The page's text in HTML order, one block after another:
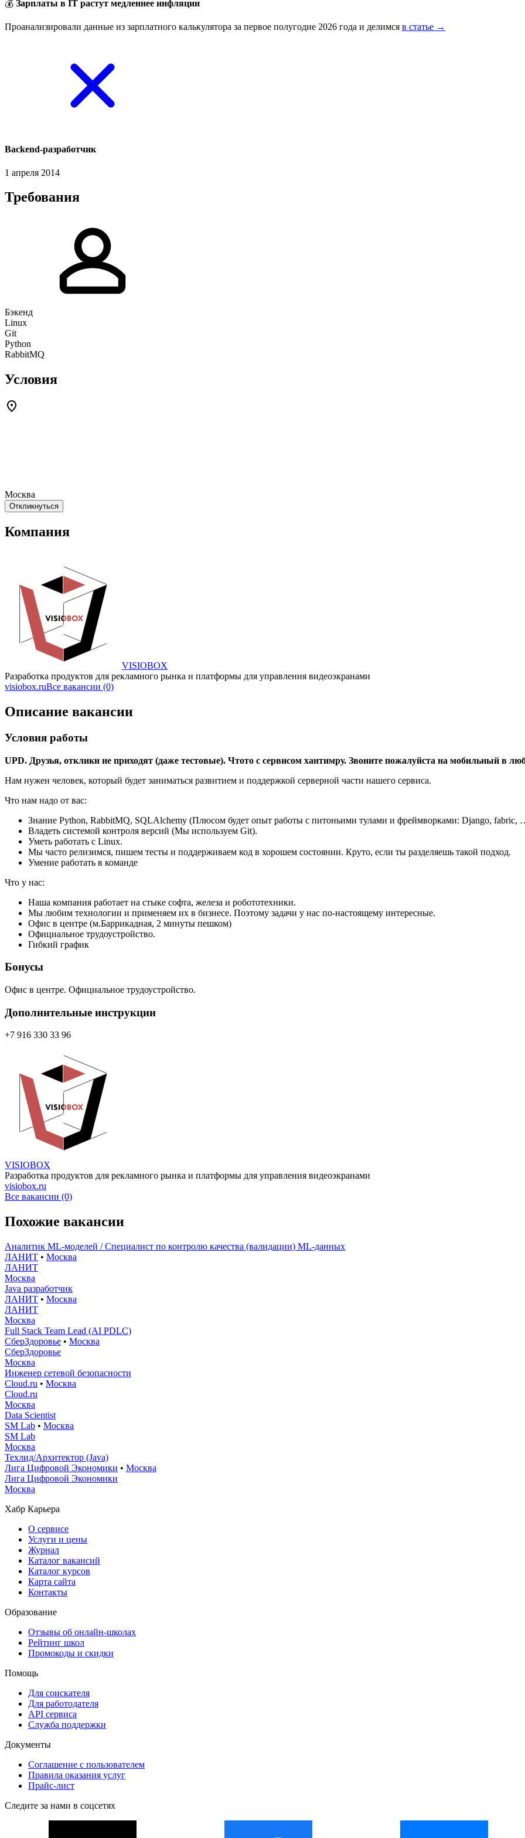
💰 Зарплаты в IT растут медленнее инфляции
Проанализировали данные из зарплатного калькулятора за первое полугодие 2026 года и делимся в статье →
Backend-разработчик
1 апреля 2014
Требования
Бэкенд
Linux
Git
Python
RabbitMQ
Условия
Москва
Откликнуться
Компания
VISIOBOX
Разработка продуктов для рекламного рынка и платформы для управления видеоэкранами
visiobox.ruВсе вакансии (0)
Описание вакансии
Условия работы
UPD. Друзья, отклики не приходят (даже тестовые). Чтото с сервисом хантимру. Звоните пожалуйста на мобильный в
Нам нужен человек, который будет заниматься развитием и поддержкой серверной части нашего сервиса.
Что нам надо от вас:
Знание Python, RabbitMQ, SQLAlchemy (Плюсом будет опыт работы с питоньими тулами и фреймворками: Django, fabric,
Владеть системой контроля версий (Мы используем Git).
Уметь работать с Linux.
Мы часто релизимся, пишем тесты и поддерживаем код в хорошем состоянии. Круто, если ты разделяешь такой подход.
Умение работать в команде
Что у нас:
Наша компания работает на стыке софта, железа и робототехники.
Мы любим технологии и применяем их в бизнесе. Поэтому задачи у нас по-настоящему интересные.
Офис в центре (м.Баррикадная, 2 минуты пешком)
Официальное трудоустройство.
Гибкий график
Бонусы
Офис в центре. Официальное трудоустройство.
Дополнительные инструкции
+7 916 330 33 96
VISIOBOX
Разработка продуктов для рекламного рынка и платформы для управления видеоэкранами
visiobox.ru
Все вакансии (0)
Похожие вакансии
Аналитик ML-моделей / Специалист по контролю качества (валидации) ML-данных
ЛАНИТ • Москва
ЛАНИТ
Москва
Java разработчик
ЛАНИТ • Москва
ЛАНИТ
Москва
Full Stack Team Lead (AI PDLC)
СберЗдоровье • Москва
СберЗдоровье
Москва
Инженер сетевой безопасности
Cloud.ru • Москва
Cloud.ru
Москва
Data Scientist
SM Lab • Москва
SM Lab
Москва
Техлид/Архитектор (Java)
Лига Цифровой Экономики • Москва
Лига Цифровой Экономики
Москва
Хабр Карьера
О сервисе
Услуги и цены
Журнал
Каталог вакансий
Каталог курсов
Карта сайта
Контакты
Образование
Отзывы об онлайн-школах
Рейтинг школ
Промокоды и скидки
Помощь
Для соискателя
Для работодателя
API сервиса
Служба поддержки
Документы
Соглашение с пользователем
Правила оказания услуг
Прайс-лист
Следите за нами в соцсетях